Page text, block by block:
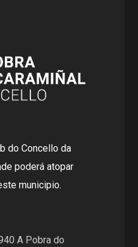
do Concello da
poderá atopar
municipio.
A Pobra do